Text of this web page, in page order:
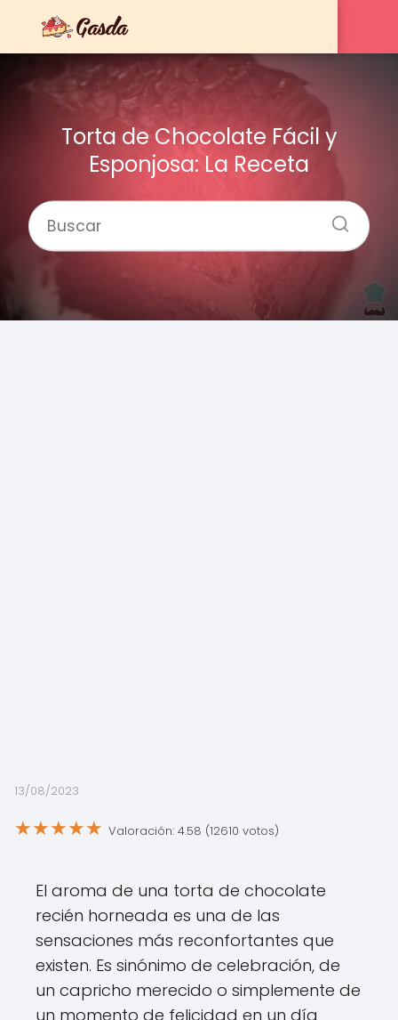
Torta de Chocolate Fácil y
Esponjosa: La Receta
13/08/2023
★★★★★ Valoración: 4.58 (12610 votos)
El aroma de una torta de chocolate
recién horneada es una de las
sensaciones más reconfortantes que
existen. Es sinónimo de celebración, de
un capricho merecido o simplemente de
un momento de felicidad en un día